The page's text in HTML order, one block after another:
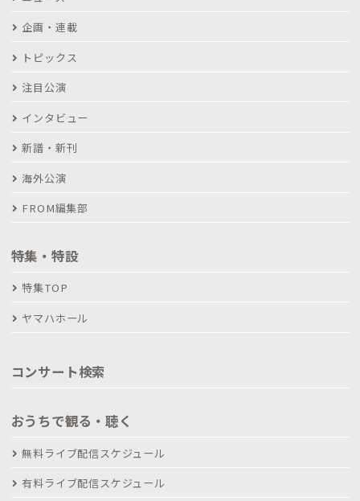
企画・連載
トピックス
注目公演
インタビュー
新譜・新刊
海外公演
FROM編集部
特集・特設
特集TOP
ヤマハホール
コンサート検索
おうちで観る・聴く
無料ライブ配信スケジュール
有料ライブ配信スケジュール